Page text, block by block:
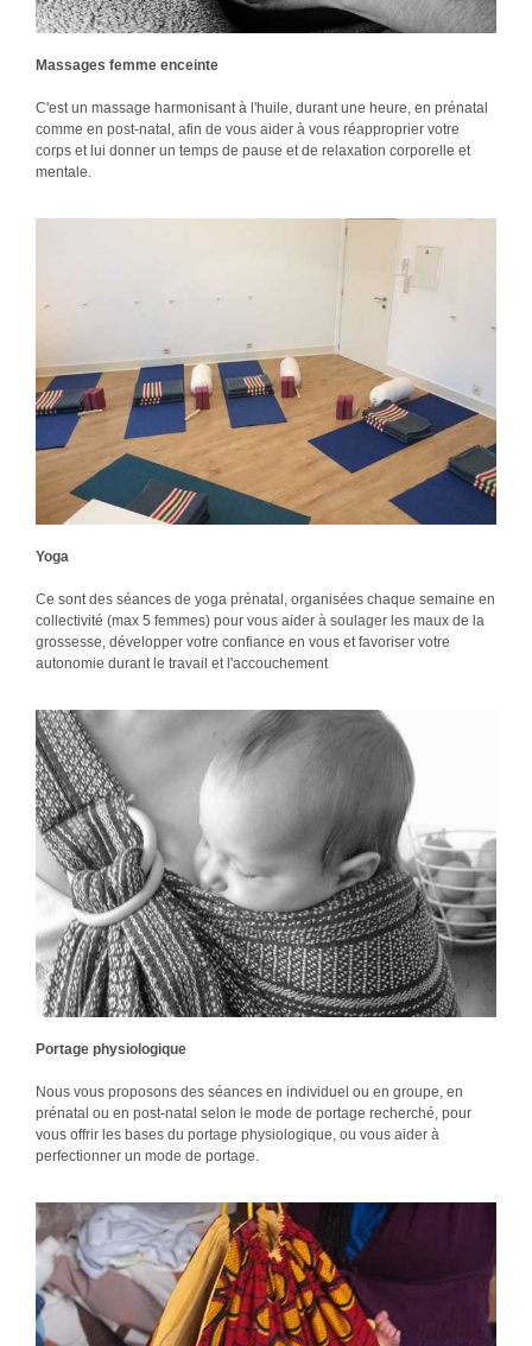
Massages femme enceinte
C'est un massage harmonisant à l'huile, durant une heure, en prénatal
comme en post-natal, afin de vous aider à vous réapproprier votre
corps et lui donner un temps de pause et de relaxation corporelle et
mentale.
Yoga
Ce sont des séances de yoga prénatal, organisées chaque semaine en
collectivité (max 5 femmes) pour vous aider à soulager les maux de la
grossesse, développer votre confiance en vous et favoriser votre
autonomie durant le travail et l'accouchement
Portage physiologique
Nous vous proposons des séances en individuel ou en groupe, en
prénatal ou en post-natal selon le mode de portage recherché, pour
vous offrir les bases du portage physiologique, ou vous aider à
perfectionner un mode de portage.